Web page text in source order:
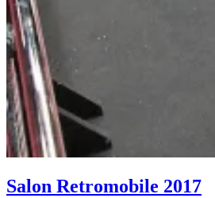
Salon Retromobile 2017